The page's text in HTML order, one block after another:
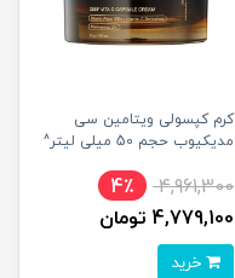
کرم کپسولی ویتامین سی
مدیکیوب حجم 50 میلی لیتر^
4,961,300
4٪
4,779,100 تومان